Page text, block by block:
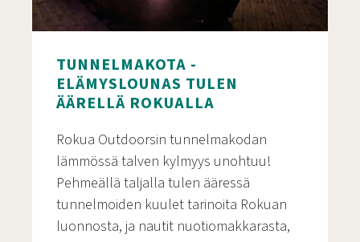
TUNNELMAKOTA -
ELÄMYSLOUNAS TULEN
ÄÄRELLÄ ROKUALLA
Rokua Outdoorsin tunnelmakodan
lämmössä talven kylmyys unohtuu!
Pehmeällä taljalla tulen ääressä
tunnelmoiden kuulet tarinoita Rokuan
luonnosta, ja nautit nuotiomakkarasta,